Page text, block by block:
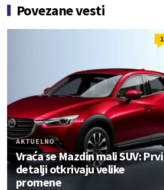
Povezane vesti
1
AKTUELNO
Vraća se Mazdin mali SUV: Prvi
detalji otkrivaju velike
promene